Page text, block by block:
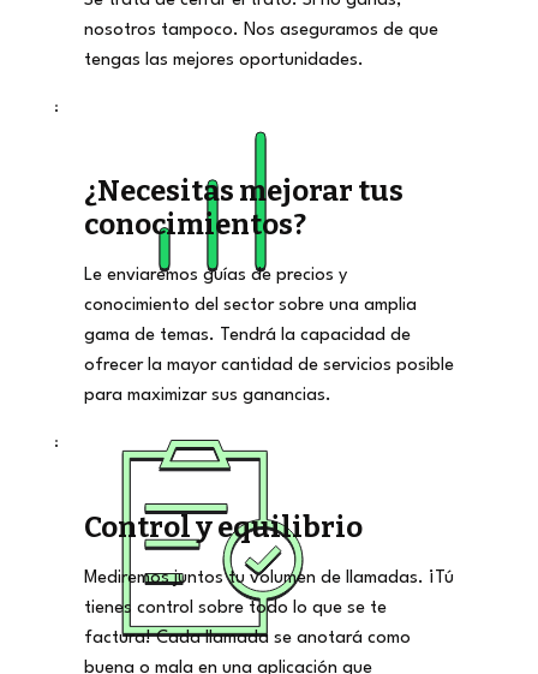
nosotros tampoco. Nos aseguramos de que
tengas las mejores oportunidades.
¿Necesitas mejorar tus
conocimientos?
Le enviaremos guías de precios y
conocimiento del sector sobre una amplia
gama de temas. Tendrá la capacidad de
ofrecer la mayor cantidad de servicios posible
para maximizar sus ganancias.
Control y equilibrio
Mediremos juntos tu volumen de llamadas. ¡Tú
tienes control sobre todo lo que se te
factura! Cada llamada se anotará como
buena o mala en una aplicación que